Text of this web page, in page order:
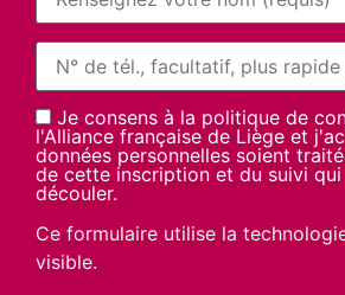
Je consens à la politique de
l'Alliance française de Liège et
données personnelles soient
de cette inscription et du suivi
découler.
Ce formulaire utilise la
visible.